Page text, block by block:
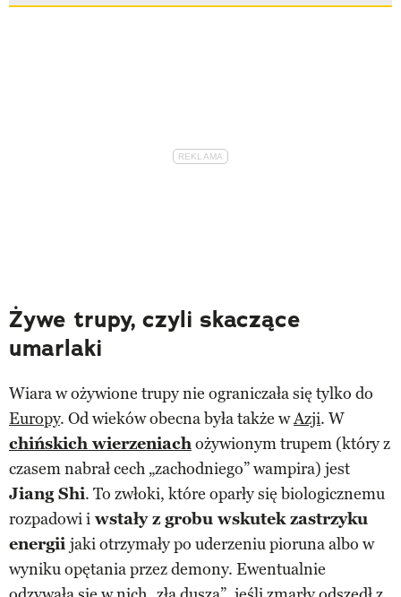
Żywe trupy, czyli skaczące
umarlaki
Wiara w ożywione trupy nie ograniczała się tylko do
Europy. Od wieków obecna była także wAzji. W
chińskich wierzeniachożywionym trupem (który z
czasem nabrał cech „zachodniego” wampira) jest
Jiang Shi. To zwłoki, które oparły się biologicznemu
rozpadowi i wstały z grobu wskutek zastrzyku
energii jaki otrzymały po uderzeniu pioruna albo w
wyniku opętania przez demony. Ewentualnie